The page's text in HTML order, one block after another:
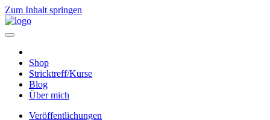
Zum Inhalt springen
Hauptnavigation
Shop
Stricktreff/Kurse
Blog
Über mich
Veröffentlichungen